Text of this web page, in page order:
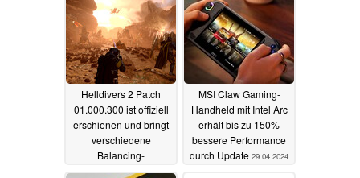
Helldivers 2 Patch
01.000.300 ist offiziell
erschienen und bringt
verschiedene
Balancing-
Anpassungen29.04.2024
MSI Claw Gaming-
Handheld mit Intel Arc
erhält bis zu 150%
bessere Performance
durch Update 29.04.2024